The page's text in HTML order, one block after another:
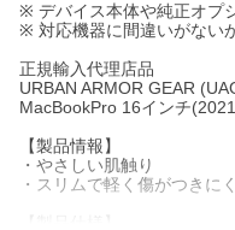
※ デバイス本体や純正オプ
※ 対応機器に間違いがない
正規輸入代理店品
URBAN ARMOR GEAR
MacBookPro 16インチ
【製品情報】
・やさしい肌触り
・スリムで軽く傷がつきに